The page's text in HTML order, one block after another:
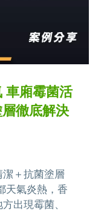
車廂霉菌活
徹底解決
＋抗菌塗層
天氣炎熱，香
出現霉菌、